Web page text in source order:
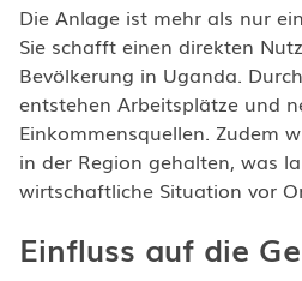
Die Anlage ist mehr als nur
Sie schafft einen direkten
Bevölkerung in Uganda.
entstehen Arbeitsplätze und
Einkommensquellen. Zudem
in der Region gehalten, was
wirtschaftliche Situation vor
Einfluss auf die